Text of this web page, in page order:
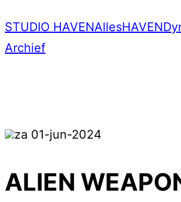
STUDIO HAVENAllesHAVEN
Archief
za 01-jun-2024
ALIEN